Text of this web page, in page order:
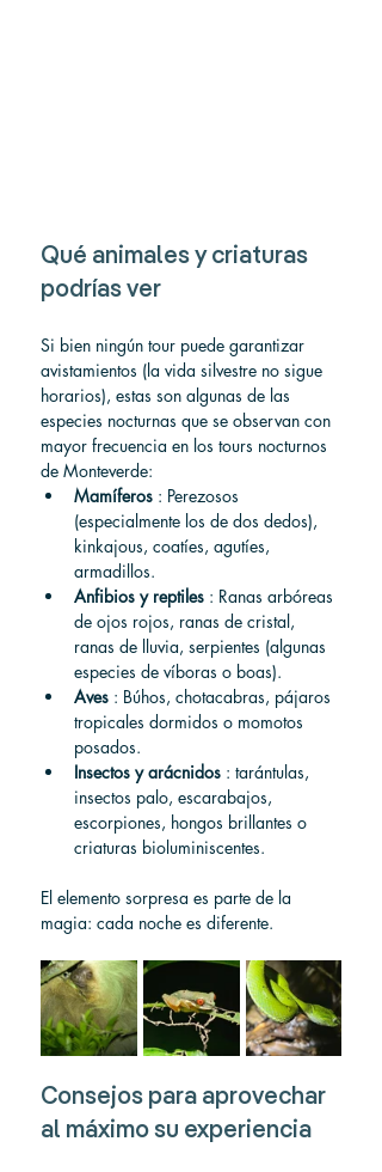
Qué animales y criaturas
podrías ver
Si bien ningún tour puede garantizar
avistamientos (la vida silvestre no sigue
horarios), estas son algunas de las
especies nocturnas que se observan con
mayor frecuencia en los tours nocturnos
de Monteverde:
Mamíferos : Perezosos
(especialmente los de dos dedos),
kinkajous, coatíes, agutíes,
armadillos.
Anfibios y reptiles : Ranas arbóreas
de ojos rojos, ranas de cristal,
ranas de lluvia, serpientes (algunas
especies de víboras o boas).
Aves : Búhos, chotacabras, pájaros
tropicales dormidos o momotos
posados.
Insectos y arácnidos : tarántulas,
insectos palo, escarabajos,
escorpiones, hongos brillantes o
criaturas bioluminiscentes.
El elemento sorpresa es parte de la
magia: cada noche es diferente.
Consejos para aprovechar
al máximo su experiencia